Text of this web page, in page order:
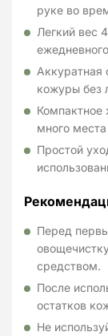
руке во
Легкий вес
Аккуратная
кожуры без
Компактное
много
Простой
Перед
средством.
После
остатков
Не